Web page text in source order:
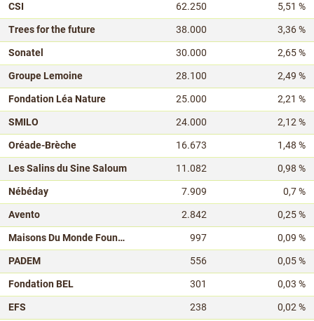
CSI
62.250
5,51 %
Trees for the future
38.000
3,36 %
Sonatel
30.000
2,65 %
Groupe Lemoine
28.100
2,49 %
Fondation Léa Nature
25.000
2,21 %
SMILO
24.000
2,12 %
Oréade-Brèche
16.673
1,48 %
Les Salins du Sine Saloum
11.082
0,98 %
Nébéday
7.909
0,7 %
Avento
2.842
0,25 %
Maisons Du Monde Foundation
997
0,09 %
PADEM
556
0,05 %
Fondation BEL
301
0,03 %
EFS
238
0,02 %